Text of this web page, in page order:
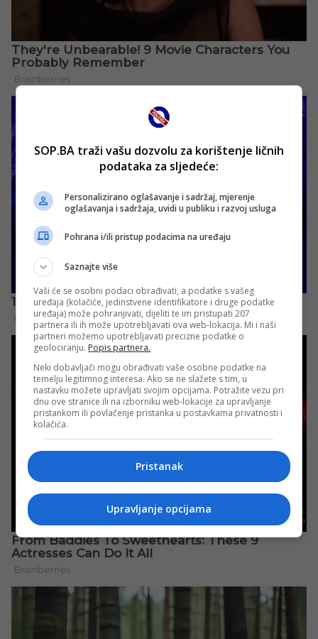
SOP.BA traži vašu dozvolu za korištenje ličnih
podataka za sljedeće:
Personalizirano oglašavanje i sadržaj, mjerenje
oglašavanja i sadržaja, uvidi u publiku i razvoj usluga
Pohrana i/ili pristup podacima na uređaju
Saznajte više
Vaši će se osobni podaci obrađivati, a podatke s vašeg
uređaja (kolačiće, jedinstvene identifikatore i druge podatke
uređaja) može pohranjivati, dijeliti te im pristupati 207
partnera ili ih može upotrebljavati ova web-lokacija. Mi i naši
partneri možemo upotrebljavati precizne podatke o
geolociranju. Popis partnera.
Neki dobavljači mogu obrađivati vaše osobne podatke na
temelju legitimnog interesa. Ako se ne slažete s tim, u
nastavku možete upravljati svojim opcijama. Potražite vezu pri
dnu ove stranice ili na izborniku web-lokacije za upravljanje
pristankom ili povlačenje pristanka u postavkama privatnosti i
kolačića.
Pristanak
Upravljanje opcijama